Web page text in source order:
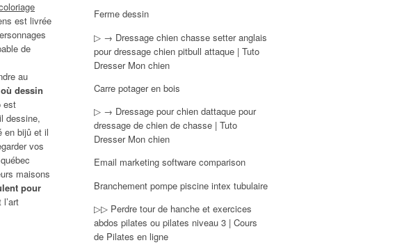
est livrée
de
au
dessin
est
dessine,
en bijû et il
vos
maisons
pour
Ferme dessin
▷ → Dressage chien chasse setter anglais
pour dressage chien pitbull attaque | Tuto
Dresser Mon chien
Carre potager en bois
▷ → Dressage pour chien dattaque pour
dressage de chien de chasse | Tuto
Dresser Mon chien
Email marketing software comparison
Branchement pompe piscine intex tubulaire
▷▷ Perdre tour de hanche et exercices
abdos pilates ou pilates niveau 3 | Cours
de Pilates en ligne